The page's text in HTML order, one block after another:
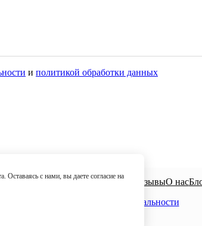
и политикой обработки данных
Оставаясь с нами, вы даете согласие на
УслугиСпециалистыЦены ОтзывыО нас
Политика конфиденциальности